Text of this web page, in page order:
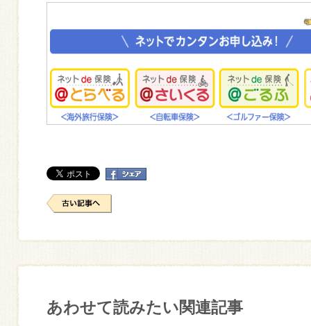
あわせて読みたい関連記事